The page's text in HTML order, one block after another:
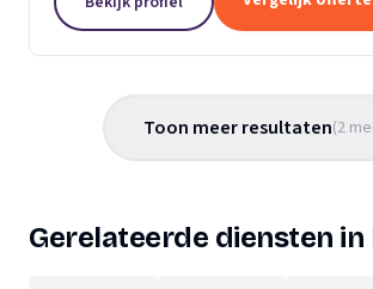
Toon meer resultaten(2
Gerelateerde diensten in